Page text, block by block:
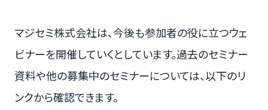
マジセミ株式会社は、今後も参加者の役に立つウェ
ビナーを開催していくとしています。過去のセミナー
資料や他の募集中のセミナーについては、以下のリ
ンクから確認できます。